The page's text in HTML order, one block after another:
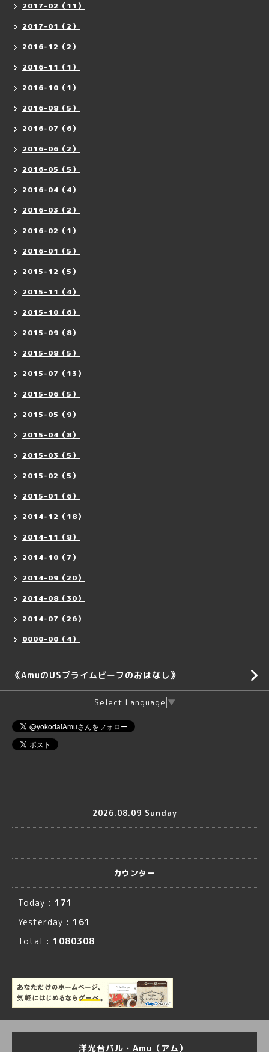
2017-02（11）
2017-01（2）
2016-12（2）
2016-11（1）
2016-10（1）
2016-08（5）
2016-07（6）
2016-06（2）
2016-05（5）
2016-04（4）
2016-03（2）
2016-02（1）
2016-01（5）
2015-12（5）
2015-11（4）
2015-10（6）
2015-09（8）
2015-08（5）
2015-07（13）
2015-06（5）
2015-05（9）
2015-04（8）
2015-03（5）
2015-02（5）
2015-01（6）
2014-12（18）
2014-11（8）
2014-10（7）
2014-09（20）
2014-08（30）
2014-07（26）
0000-00（4）
《AmuのUSプライムビーフのおはなし》
Select Language ▼
2026.08.09 Sunday
カウンター
Today : 171
Yesterday : 161
Total : 1080308
洋光台バル・Amu（アム）